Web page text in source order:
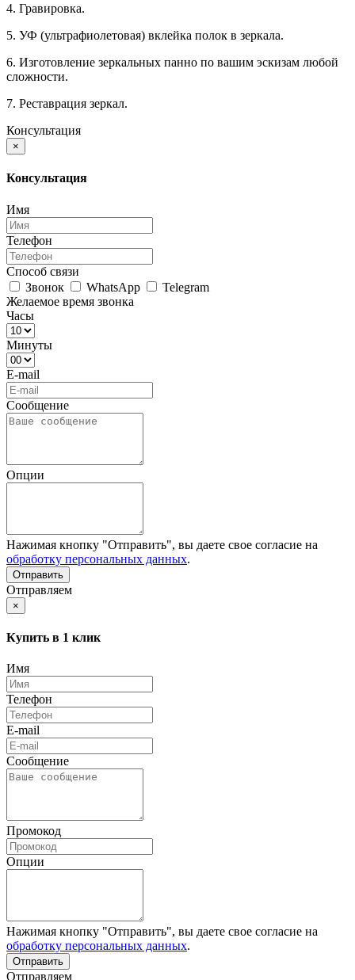
4. Гравировка.
5. УФ (ультрафиолетовая) вклейка полок в зеркала.
6. Изготовление зеркальных панно по вашим эскизам любой
сложности.
7. Реставрация зеркал.
Консультация
×
Консультация
Имя
Телефон
Способ связи
Звонок
WhatsApp
Telegram
Желаемое время звонка
Часы
Минуты
E-mail
Сообщение
Опции
Нажимая кнопку "Отправить", вы даете свое согласие на
обработку персональных данных.
Отправляем
×
Купить в 1 клик
Имя
Телефон
E-mail
Сообщение
Промокод
Опции
Нажимая кнопку "Отправить", вы даете свое согласие на
обработку персональных данных.
Отправляем